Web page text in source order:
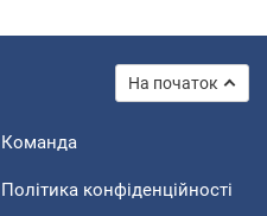
На початок
Команда
Політика конфіденційності